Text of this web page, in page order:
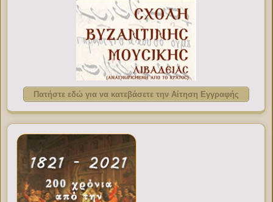
Πατήστε εδώ για να κατεβάσετε την Αίτηση Εγγραφής